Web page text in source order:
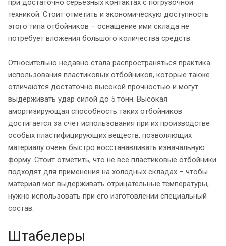
при достаточно серьезных контактах с погрузочной
техникой. Стоит отметить и экономическую доступность
этого типа отбойников – оснащение ими склада не
потребует вложения большого количества средств.
Относительно недавно стала распространяться практика
использования пластиковых отбойников, которые также
отличаются достаточно высокой прочностью и могут
выдерживать удар силой до 5 тонн. Высокая
амортизирующая способность таких отбойников
достигается за счет использования при их производстве
особых пластифицирующих веществ, позволяющих
материалу очень быстро восстанавливать изначальную
форму. Стоит отметить, что не все пластиковые отбойники
подходят для применения на холодных складах – чтобы
материал мог выдерживать отрицательные температуры,
нужно использовать при его изготовлении специальный
состав.
Штабелеры